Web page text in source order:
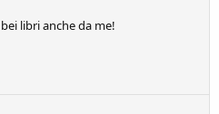
libri anche da me!